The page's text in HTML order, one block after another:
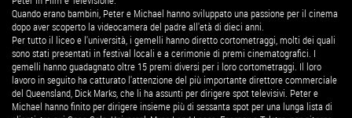
Quando erano bambini, Peter e Michael hanno sviluppato una passione per il cinema
dopo aver scoperto la videocamera del padre all'età di dieci anni.
Per tutto il liceo e l'università, i gemelli hanno diretto cortometraggi, molti dei quali
sono stati presentati in festival locali e a cerimonie di premi cinematografici. I
gemelli hanno guadagnato oltre 15 premi diversi per i loro cortometraggi. Il loro
lavoro in seguito ha catturato l'attenzione del più importante direttore commerciale
del Queensland, Dick Marks, che li ha assunti per dirigere spot televisivi. Peter e
Michael hanno finito per dirigere insieme più di sessanta spot per una lunga lista di